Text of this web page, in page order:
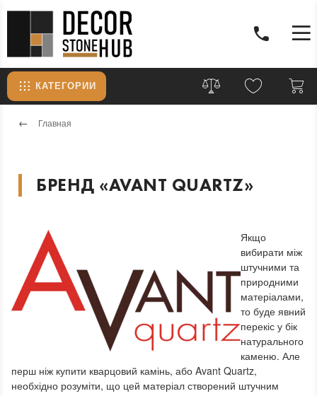
КАТЕГОРИИ
Главная
БРЕНД «AVANT QUARTZ»
Якщо
вибирати між
штучними та
природними
матеріалами,
то буде явний
перекіс у бік
натурального
каменю. Але
перш ніж купити кварцовий камінь, або Avant Quartz,
необхідно розуміти, що цей матеріал створений штучним